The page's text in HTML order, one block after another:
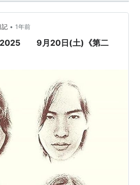
ディア:CD
入 : 1人クリック
(7件) を見る
記 • 1年前
2025 9月20日(土)《第二